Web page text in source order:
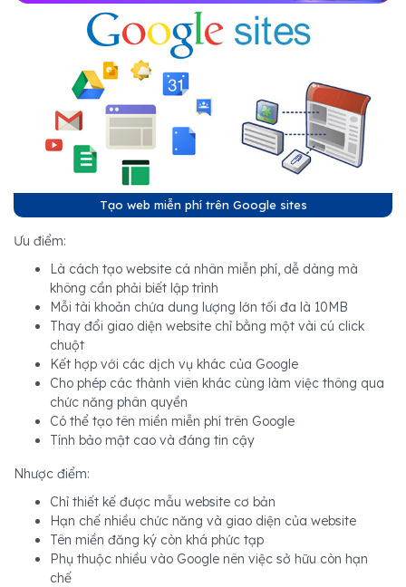
Tạo web miễn phí trên Google sites
Ưu điểm:
Là cách tạo website cá nhân miễn phí, dễ dàng mà
không cần phải biết lập trình
Mỗi tài khoản chứa dung lượng lớn tối đa là 10MB
Thay đổi giao diện website chỉ bằng một vài cú click
chuột
Kết hợp với các dịch vụ khác của Google
Cho phép các thành viên khác cùng làm việc thông qua
chức năng phân quyền
Có thể tạo tên miền miễn phí trên Google
Tính bảo mật cao và đáng tin cậy
Nhược điểm:
Chỉ thiết kế được mẫu website cơ bản
Hạn chế nhiều chức năng và giao diện của website
Tên miền đăng ký còn khá phức tạp
Phụ thuộc nhiều vào Google nên việc sở hữu còn hạn
chế